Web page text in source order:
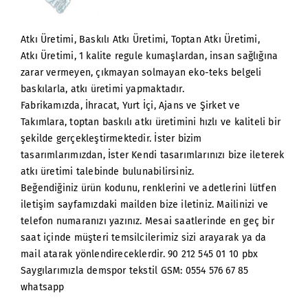
Atkı Üretimi, Baskılı Atkı Üretimi, Toptan Atkı Üretimi,
Atkı Üretimi, 1 kalite regule kumaşlardan, insan sağlığına
zarar vermeyen, çıkmayan solmayan eko-teks belgeli
baskılarla, atkı üretimi yapmaktadır.
Fabrikamızda, İhracat, Yurt İçi, Ajans ve Şirket ve
Takımlara, toptan baskılı atkı üretimini hızlı ve kaliteli bir
şekilde gerçekleştirmektedir. İster bizim
tasarımlarımızdan, İster Kendi tasarımlarınızı bize ileterek
atkı üretimi talebinde bulunabilirsiniz.
Beğendiğiniz ürün kodunu, renklerini ve adetlerini lütfen
iletişim sayfamızdaki mailden bize iletiniz. Mailinizi ve
telefon numaranızı yazınız. Mesai saatlerinde en geç bir
saat içinde müşteri temsilcilerimiz sizi arayarak ya da
mail atarak yönlendireceklerdir. 90 212 545 01 10 pbx
Saygılarımızla demspor tekstil GSM: 0554 576 67 85
whatsapp